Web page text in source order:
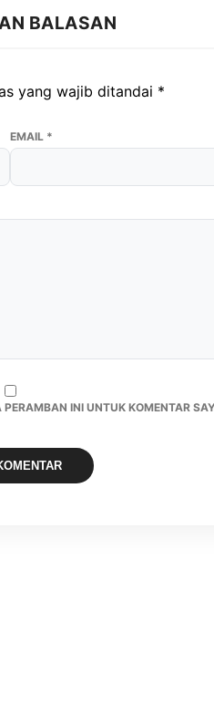
BALASAN
yang wajib ditandai *
EMAIL *
INI UNTUK KOMENTAR